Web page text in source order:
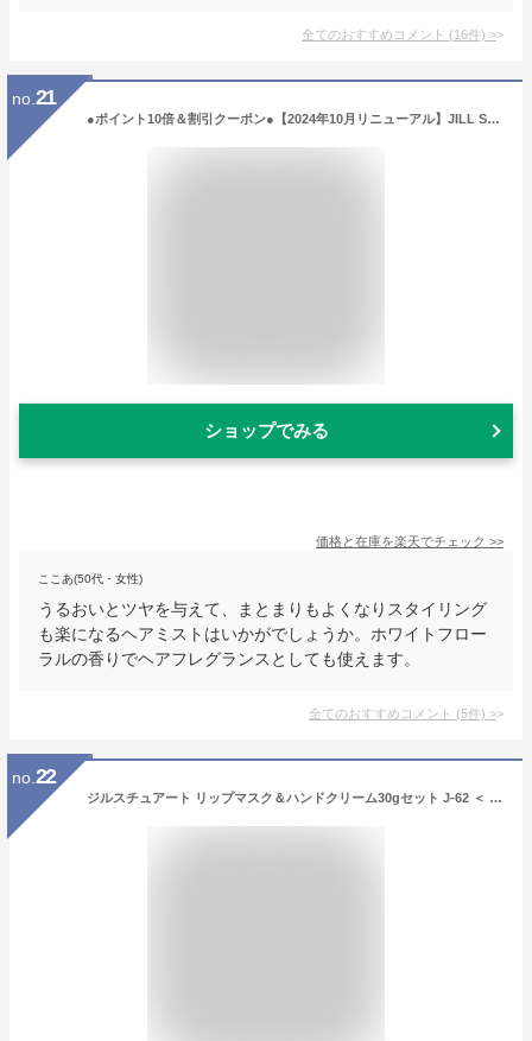
全てのおすすめコメント (16件) >
no. 21
●ポイント10倍＆割引クーポン●【2024年10月リニューアル】JILL STUART ジルスチュアート ヘアミスト ホワイトフローラル 200ml 【宅配便送料無料】 ギフト 誕生日 プレゼント 15時までの決済確認で即日発送！
ショップでみる
価格と在庫を楽天でチェック >>
ここあ(50代・女性)
うるおいとツヤを与えて、まとまりもよくなりスタイリング
も楽になるヘアミストはいかがでしょうか。ホワイトフロー
ラルの香りでヘアフレグランスとしても使えます。
全てのおすすめコメント (5件) >
no. 22
ジルスチュアート リップマスク＆ハンドクリーム30gセット J-62 ＜ ブランド袋付き ＞ JILLSTUART 送料無料 送料込※沖縄・離島除く 出産内祝い 結婚内祝い 内祝い お返し お祝い 快気祝い プレゼント ギフト 花以外 おしゃれ スキンケア